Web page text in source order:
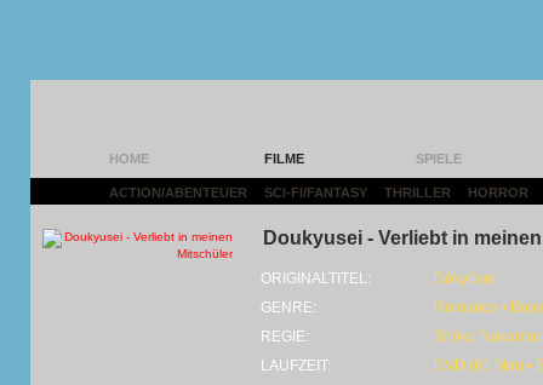
HOME FILME SPIELE
ACTION/ABENTEUER SCI-FI/FANTASY THRILLER HORROR
Doukyusei - Verliebt in
ORIGINALTITEL:
Dōkyūsei
GENRE:
Romance •
REGIE:
Shōko
LAUFZEIT:
DVD (61 Min) •